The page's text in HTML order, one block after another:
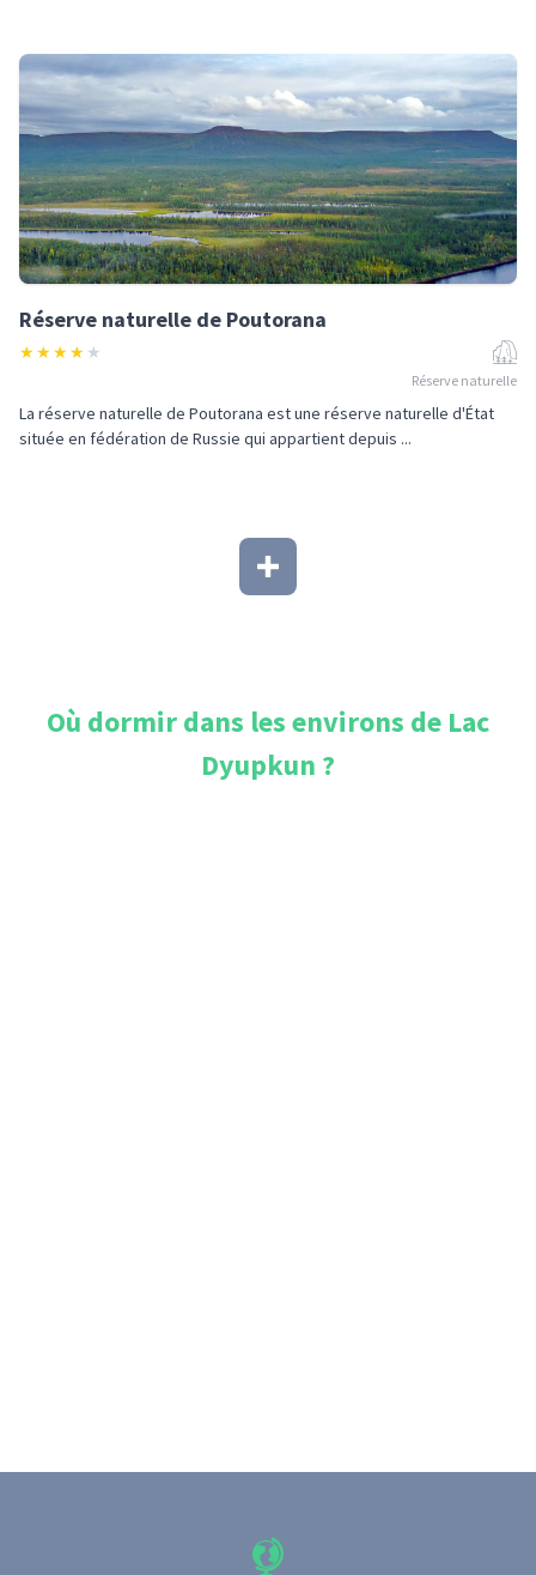
Réserve naturelle de Poutorana
★★★★ ★
Réserve naturelle
La réserve naturelle de Poutorana est une réserve naturelle d'État
située en fédération de Russie qui appartient depuis ...
Où dormir dans les environs de Lac
Dyupkun ?